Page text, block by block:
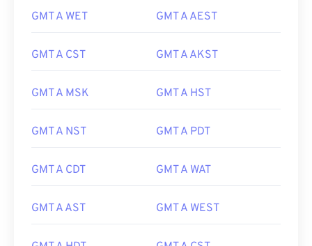
GMT A WET GMT A AEST
GMT A CST GMT A AKST
GMT A MSK GMT A HST
GMT A NST GMT A PDT
GMT A CDT GMT A WAT
GMT A AST GMT A WEST